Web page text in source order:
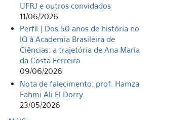
UFRJ e outros convidados
11/06/2026
Perfil | Dos 50 anos de história no
IQ à Academia Brasileira de
Ciências: a trajetória de Ana Maria
da Costa Ferreira
09/06/2026
Nota de falecimento: prof. Hamza
Fahmi Ali El Dorry
23/05/2026